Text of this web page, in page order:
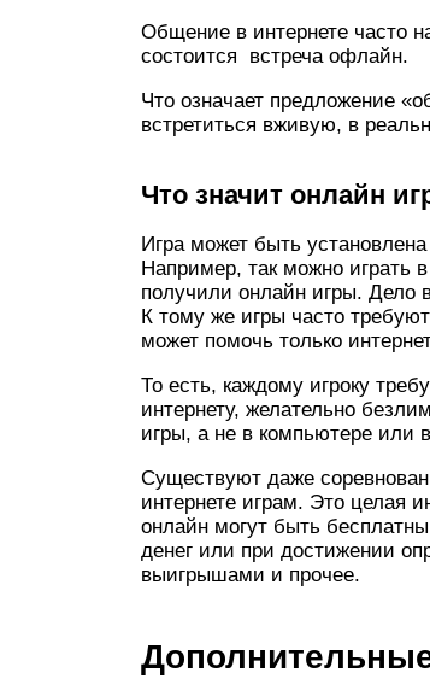
Общение в интернете часто
состоится встреча офлайн.
Что означает предложение
встретиться вживую, в
Что значит онлайн
Игра может быть
Например, так можно играть
получили онлайн игры. Дело
К тому же игры часто требуют
может помочь только
То есть, каждому игроку
интернету, желательно
игры, а не в компьютере или
Существуют даже
интернете играм. Это целая
онлайн могут быть
денег или при достижении
выигрышами и прочее.